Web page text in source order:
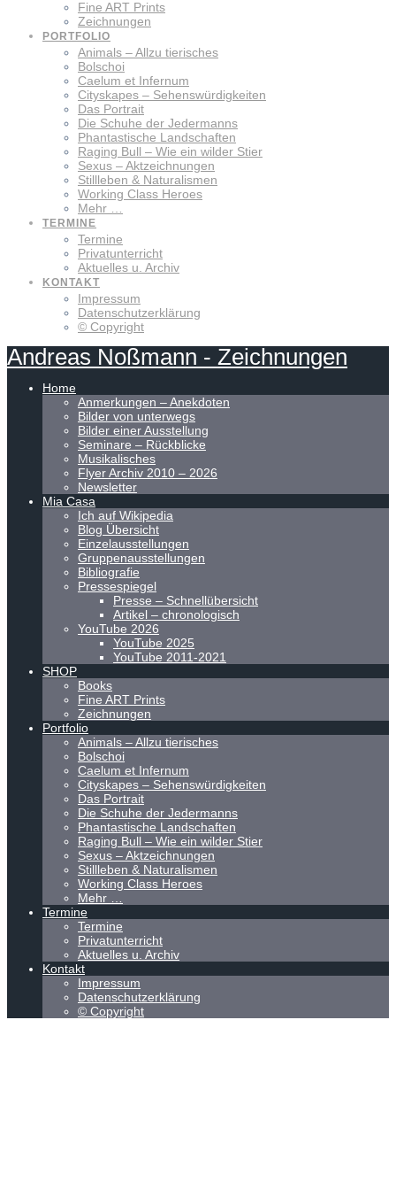
Fine ART Prints
Zeichnungen
PORTFOLIO
Animals – Allzu tierisches
Bolschoi
Caelum et Infernum
Cityskapes – Sehenswürdigkeiten
Das Portrait
Die Schuhe der Jedermanns
Phantastische Landschaften
Raging Bull – Wie ein wilder Stier
Sexus – Aktzeichnungen
Stillleben & Naturalismen
Working Class Heroes
Mehr …
TERMINE
Termine
Privatunterricht
Aktuelles u. Archiv
KONTAKT
Impressum
Datenschutzerklärung
© Copyright
Andreas Noßmann - Zeichnungen
Home
Anmerkungen – Anekdoten
Bilder von unterwegs
Bilder einer Ausstellung
Seminare – Rückblicke
Musikalisches
Flyer Archiv 2010 – 2026
Newsletter
Mia Casa
Ich auf Wikipedia
Blog Übersicht
Einzelausstellungen
Gruppenausstellungen
Bibliografie
Pressespiegel
Presse – Schnellübersicht
Artikel – chronologisch
YouTube 2026
YouTube 2025
YouTube 2011-2021
SHOP
Books
Fine ART Prints
Zeichnungen
Portfolio
Animals – Allzu tierisches
Bolschoi
Caelum et Infernum
Cityskapes – Sehenswürdigkeiten
Das Portrait
Die Schuhe der Jedermanns
Phantastische Landschaften
Raging Bull – Wie ein wilder Stier
Sexus – Aktzeichnungen
Stillleben & Naturalismen
Working Class Heroes
Mehr …
Termine
Termine
Privatunterricht
Aktuelles u. Archiv
Kontakt
Impressum
Datenschutzerklärung
© Copyright